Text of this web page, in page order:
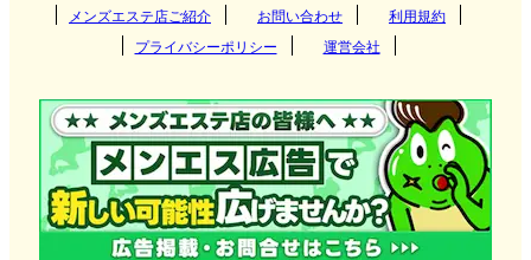
宮城県メンズエステ店の選び方
宮城県のメンズエステ店は、主に仙台駅周辺や繁華
街の国分町に集中しています。仙台駅から徒歩圏内
の店舗が多く、仕事帰りや観光の合間にも立ち寄り
秋田県 青森県
すすきの
白石区
札幌市北区
岩手県
仙台
古川
山形県
山形 秋田県
関東
栃木県 東京都
神奈川県 千葉県
大阪府 京都府
兵庫県 滋賀県
東海
愛知県 岐阜県
九州・沖縄
メンズエステ店ご紹介 お問い合わせ
利用規約
プライバシーポリシー
運営会社